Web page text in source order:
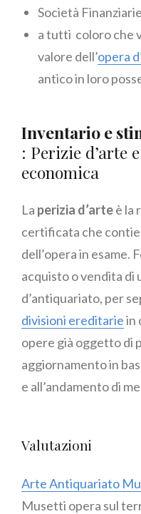
Società Finanziarie
a tutti coloro che
valore dell’opera
antico in loro
Inventario e
: Perizie d’arte
economica
La perizia d’arteè la
certificata che
dell’opera in esame.
acquisto o vendita di
d’antiquariato, per
divisioni ereditariein
opere già oggetto di
aggiornamento in
e all’andamento di
Valutazioni
Arte Antiquariato
Musetti opera sul